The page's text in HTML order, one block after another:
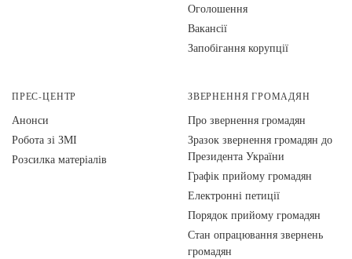
Оголошення
Вакансії
Запобігання корупції
ПРЕС-ЦЕНТР
Анонси
Робота зі ЗМІ
Розсилка матеріалів
ЗВЕРНЕННЯ ГРОМАДЯН
Про звернення громадян
Зразок звернення громадян до
Президента України
Графік прийому громадян
Електронні петиції
Порядок прийому громадян
Стан опрацювання звернень
громадян